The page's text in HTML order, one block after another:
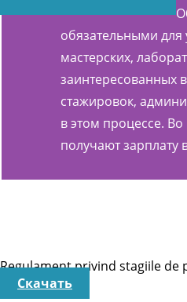
обязательными для
мастерских,
заинтересованных
стажировок,
в этом процессе.
получают зарплату
Regulament privind stagiile
Скачать